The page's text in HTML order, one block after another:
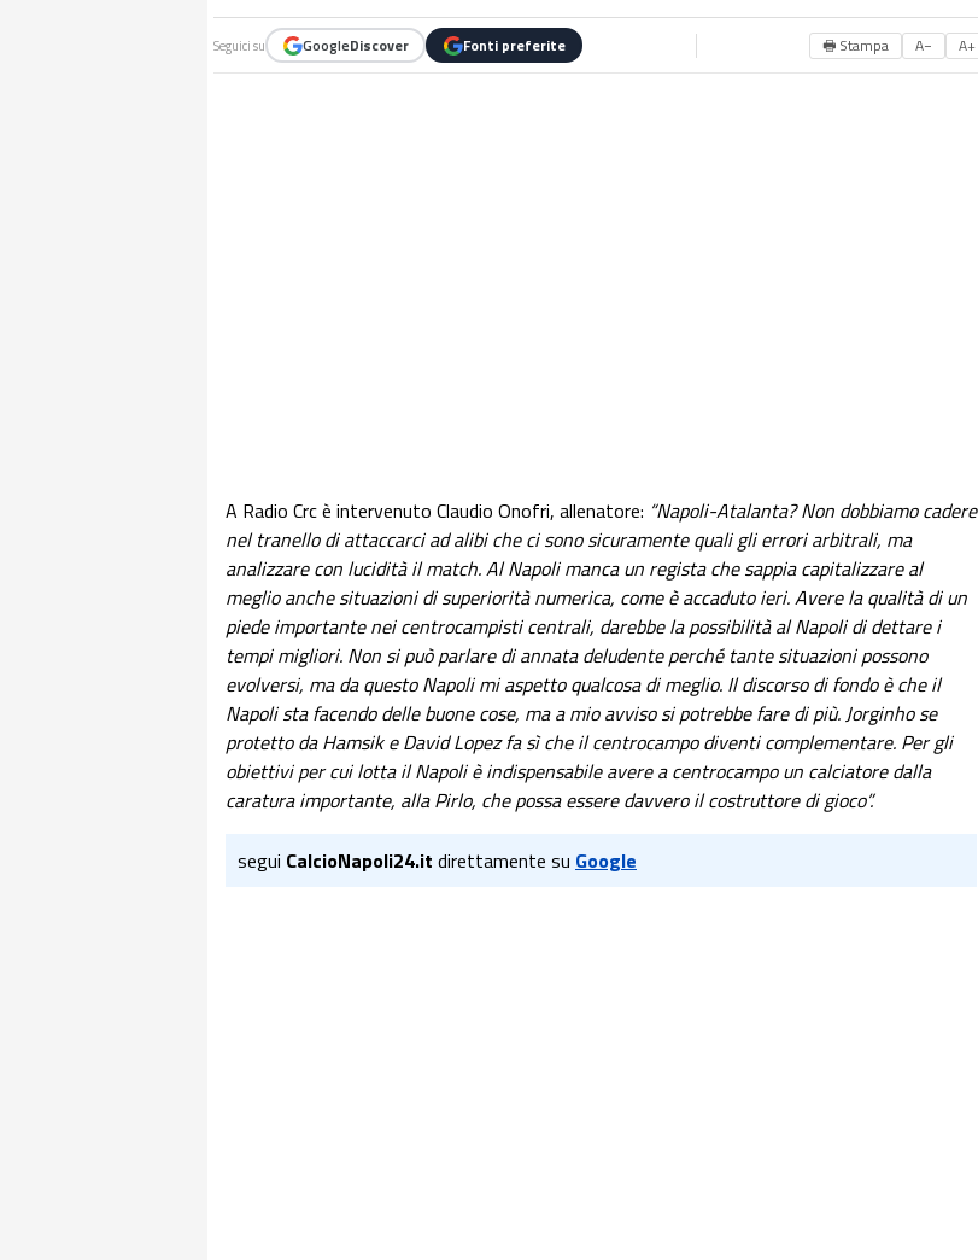
Seguici su GoogleDiscover Fonti preferite 🖶 Stampa A− A+
A Radio Crc è intervenuto Claudio Onofri, allenatore: “Napoli-Atalanta? Non dobbiamo cadere
nel tranello di attaccarci ad alibi che ci sono sicuramente quali gli errori arbitrali, ma
analizzare con lucidità il match. Al Napoli manca un regista che sappia capitalizzare al
meglio anche situazioni di superiorità numerica, come è accaduto ieri. Avere la qualità di un
piede importante nei centrocampisti centrali, darebbe la possibilità al Napoli di dettare i
tempi migliori. Non si può parlare di annata deludente perché tante situazioni possono
evolversi, ma da questo Napoli mi aspetto qualcosa di meglio. Il discorso di fondo è che il
Napoli sta facendo delle buone cose, ma a mio avviso si potrebbe fare di più. Jorginho se
protetto da Hamsik e David Lopez fa sì che il centrocampo diventi complementare. Per gli
obiettivi per cui lotta il Napoli è indispensabile avere a centrocampo un calciatore dalla
caratura importante, alla Pirlo, che possa essere davvero il costruttore di gioco”.
segui CalcioNapoli24.it direttamente su Google